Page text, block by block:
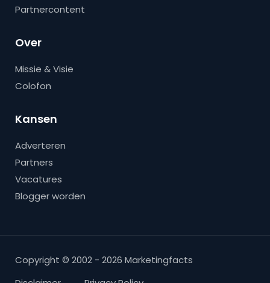
Partnercontent
Over
Missie & Visie
Colofon
Kansen
Adverteren
Partners
Vacatures
Blogger worden
Copyright © 2002 - 2026 Marketingfacts